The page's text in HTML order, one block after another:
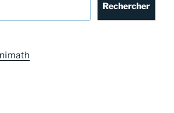
Rechercher